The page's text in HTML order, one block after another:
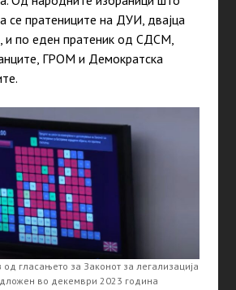
пратениците на ДУИ, двајца
и по еден пратеник од СДСМ,
ГРОМ и Демократска
од гласањето за Законот за легализација
во декември 2023 година